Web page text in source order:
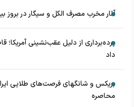
آثار مخرب مصرف الکل و سیگار در بروز
پرده‌برداری از دلیل عقب‌نشینی آمریکا؛
داد
بریکس و شانگهای فرصت‌های طلایی
محاصره